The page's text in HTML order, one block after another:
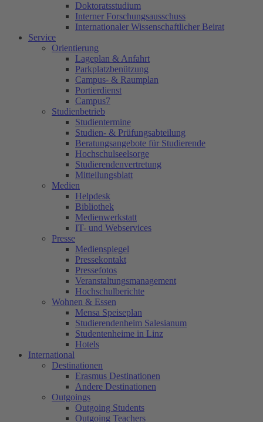
Doktoratsstudium
Interner Forschungsausschuss
Internationaler Wissenschaftlicher Beirat
Service
Orientierung
Lageplan & Anfahrt
Parkplatzbenützung
Campus- & Raumplan
Portierdienst
Campus7
Studienbetrieb
Studientermine
Studien- & Prüfungsabteilung
Beratungsangebote für Studierende
Hochschulseelsorge
Studierendenvertretung
Mitteilungsblatt
Medien
Helpdesk
Bibliothek
Medienwerkstatt
IT- und Webservices
Presse
Medienspiegel
Pressekontakt
Pressefotos
Veranstaltungsmanagement
Hochschulberichte
Wohnen & Essen
Mensa Speiseplan
Studierendenheim Salesianum
Studentenheime in Linz
Hotels
International
Destinationen
Erasmus Destinationen
Andere Destinationen
Outgoings
Outgoing Students
Outgoing Teachers